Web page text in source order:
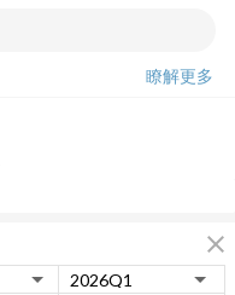
瞭解更多
close